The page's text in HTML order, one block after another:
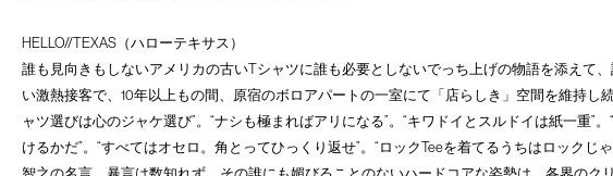
HELLO//TEXAS（ハローテキサス）
誰も見向きもしないアメリカの古いTシャツに誰も必要としないでっち上げの物語を添えて
い激熱接客で、10年以上もの間、原宿のボロアパートの一室にて「店らしき」空間を維持し
ャツ選びは心のジャケ選び”。“ナシも極まればアリになる”。“キワドイとスルドイは紙一重”
けるかだ”。“すべてはオセロ。角とってひっくり返せ”。“ロックTeeを着てるうちはロックじ